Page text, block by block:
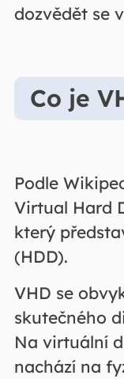
dozvědět se
Co je
Podle
Virtual Hard
který
(HDD).
VHD se
skutečného
Na virtuální
nachází na